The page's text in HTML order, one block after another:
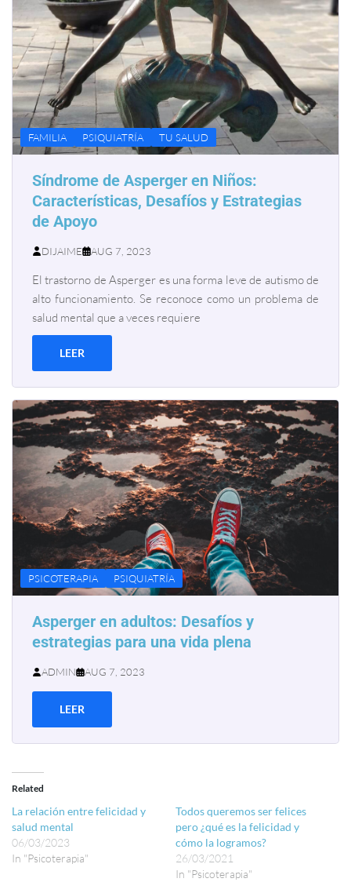
FAMILIA PSIQUIATRÍA TU SALUD
Síndrome de Asperger en Niños:
Características, Desafíos y Estrategias
de Apoyo
DIJAIME AUG 7, 2023
El trastorno de Asperger es una forma leve de autismo de
alto funcionamiento. Se reconoce como un problema de
salud mental que a veces requiere
LEER
PSICOTERAPIA PSIQUIATRÍA
Asperger en adultos: Desafíos y
estrategias para una vida plena
ADMIN AUG 7, 2023
LEER
Related
La relación entre felicidad y
salud mental
06/03/2023
In "Psicoterapia"
Todos queremos ser felices
pero ¿qué es la felicidad y
cómo la logramos?
26/03/2021
In "Psicoterapia"